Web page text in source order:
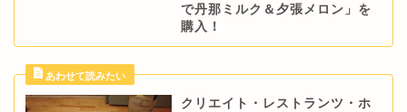
で丹那ミルク＆夕張メロン」を
購入！
クリエイト・レストランツ・ホ